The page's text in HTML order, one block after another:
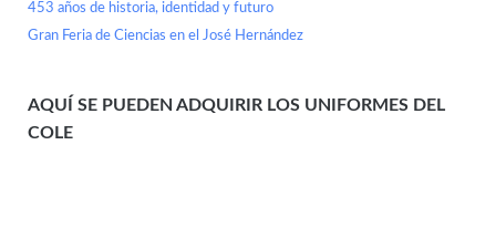
453 años de historia, identidad y futuro
Gran Feria de Ciencias en el José Hernández
AQUÍ SE PUEDEN ADQUIRIR LOS UNIFORMES DEL
COLE